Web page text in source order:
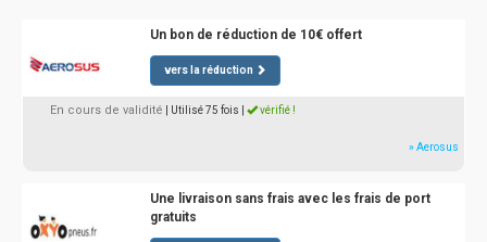
Un bon de réduction de 10€ offert
vers la réduction
En cours de validité | Utilisé 75 fois vérifié !
» Aerosus
Une livraison sans frais avec les frais de port
gratuits